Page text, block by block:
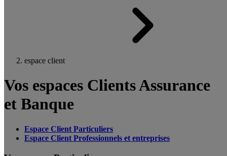
espace client
Vos espaces Clients Assurance
et Banque
Espace Client Particuliers
Espace Client Professionnels et entreprises